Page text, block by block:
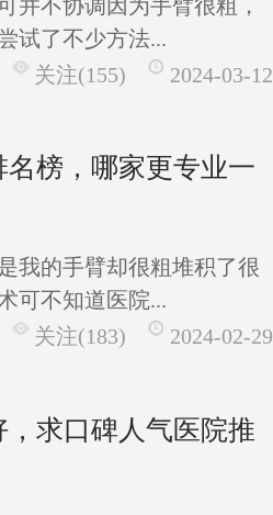
并不协调因为手臂很粗，
试了不少方法...
关注(155)
2024-03-12
榜，哪家更专业一
我的手臂却很粗堆积了很
可不知道医院...
关注(183)
2024-02-29
求口碑人气医院推